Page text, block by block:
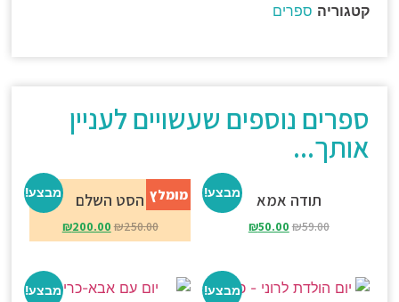
קטגוריה ספרים
ספרים נוספים שעשויים לעניין
אותך...
מבצע! תודה אמא
₪59.00
₪50.00
מבצע! מומלץ הסט השלם
₪250.00
₪200.00
מבצע! מבצע!